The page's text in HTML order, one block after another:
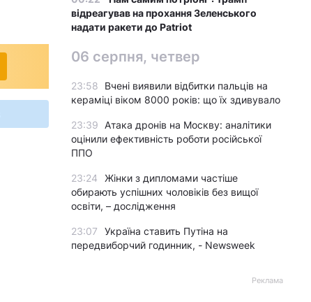
відреагував на прохання Зеленського
надати ракети до Patriot
06 серпня, четвер
23:58
Вчені виявили відбитки пальців на
кераміці віком 8000 років: що їх здивувало
23:39
Атака дронів на Москву: аналітики
оцінили ефективність роботи російської
ППО
23:24
Жінки з дипломами частіше
обирають успішних чоловіків без вищої
освіти, – дослідження
23:07
Україна ставить Путіна на
передвиборчий годинник, - Newsweek
Реклама